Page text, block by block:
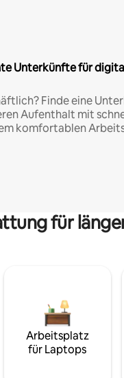
Unterkünfte für
Finde eine
Aufenthalt mit
komfortablen
für
Arbeitsplatz
für Laptops